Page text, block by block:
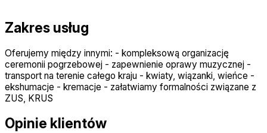
Zakres usług
Oferujemy między innymi: - kompleksową organizację
ceremonii pogrzebowej - zapewnienie oprawy muzycznej -
transport na terenie całego kraju - kwiaty, wiązanki, wieńce -
ekshumacje - kremacje - załatwiamy formalności związane z
ZUS, KRUS
Opinie klientów